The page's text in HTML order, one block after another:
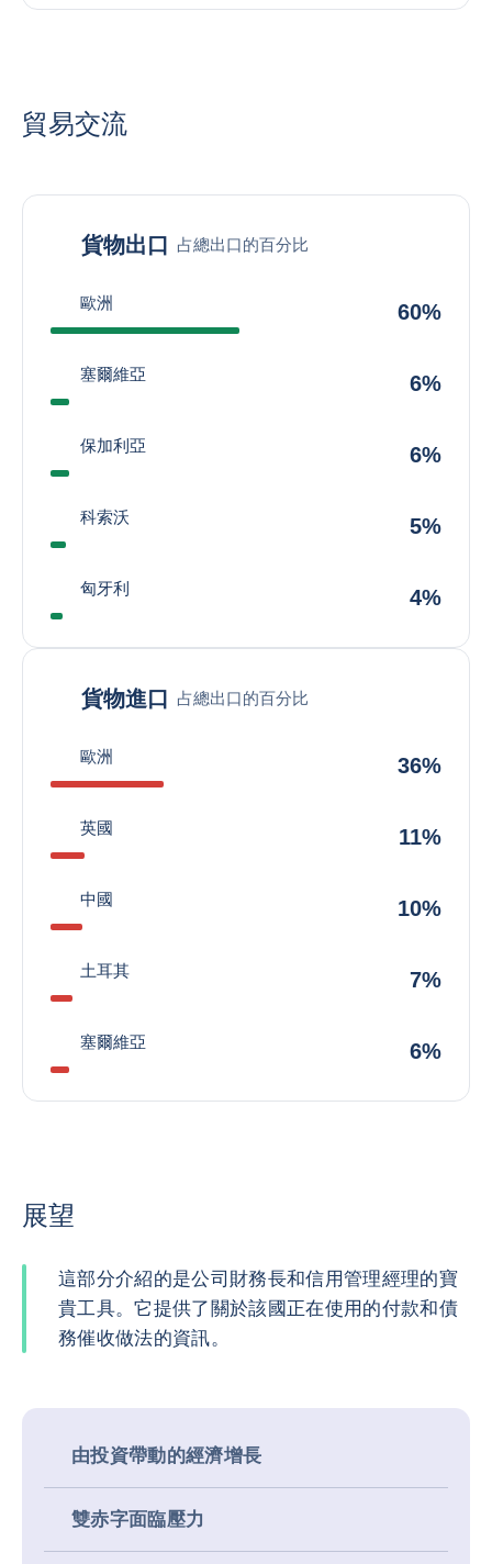
貿易交流
貨物出口 占總出口的百分比
歐洲 60%
塞爾維亞 6%
保加利亞 6%
科索沃 5%
匈牙利 4%
貨物進口 占總出口的百分比
歐洲 36%
英國 11%
中國 10%
土耳其 7%
塞爾維亞 6%
展望
這部分介紹的是公司財務長和信用管理經理的寶
貴工具。它提供了關於該國正在使用的付款和債
務催收做法的資訊。
由投資帶動的經濟增長
雙赤字面臨壓力